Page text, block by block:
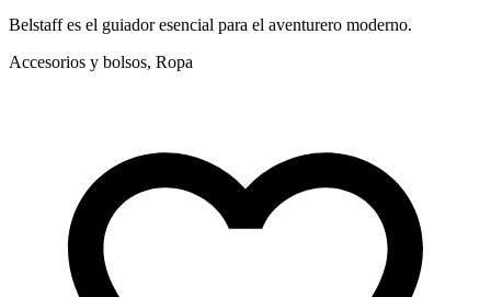
Belstaff es el guiador esencial para el aventurero moderno.
Accesorios y bolsos, Ropa